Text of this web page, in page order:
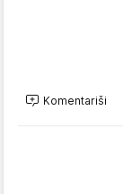
Komentariši